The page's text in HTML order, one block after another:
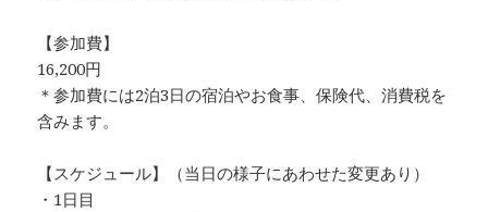
【参加費】
16,200円
＊参加費には2泊3日の宿泊やお食事、保険代、消費税を
含みます。
【スケジュール】（当日の様子にあわせた変更あり）
・1日目